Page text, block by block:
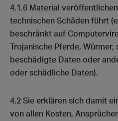
4.1.6 Material
technischen Schäden führt
beschränkt auf
Trojanische Pferde,
beschädigte Daten oder
oder schädliche Daten).
4.2 Sie erklären sich damit
von allen Kosten,